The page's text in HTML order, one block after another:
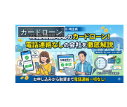
カードローン